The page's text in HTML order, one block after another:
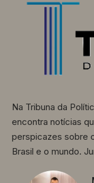
Na Tribuna da
encontra notícias
perspicazes sobre
Brasil e o mundo.